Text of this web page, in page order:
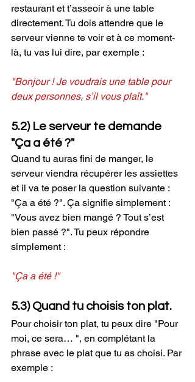
restaurant et t’asseoir à une table
directement. Tu dois attendre que le
serveur vienne te voir et à ce moment-
là, tu vas lui dire, par exemple :
"Bonjour ! Je voudrais une table pour
deux personnes, s’il vous plaît."
5.2) Le serveur te demande
"Ça a été ?"
Quand tu auras fini de manger, le
serveur viendra récupérer les assiettes
et il va te poser la question suivante :
"Ça a été ?". Ça signifie simplement :
"Vous avez bien mangé ? Tout s’est
bien passé ?". Tu peux répondre
simplement :
"Ça a été !"
5.3) Quand tu choisis ton plat.
Pour choisir ton plat, tu peux dire "Pour
moi, ce sera… ", en complétant la
phrase avec le plat que tu as choisi. Par
exemple :